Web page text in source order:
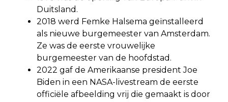
Duitsland.
2018 werd Femke Halsema geïnstalleerd
als nieuwe burgemeester van Amsterdam.
Ze was de eerste vrouwelijke
burgemeester van de hoofdstad.
2022 gaf de Amerikaanse president Joe
Biden in een NASA-livestream de eerste
officiële afbeelding vrij die gemaakt is door